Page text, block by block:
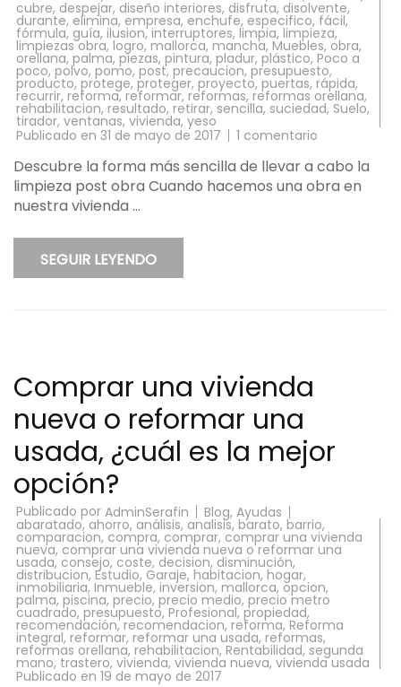
cubre, despejar, diseño interiores, disfruta, disolvente,
durante, elimina, empresa, enchufe, especifico, fácil,
fórmula, guía, ilusion, interruptores, limpia, limpieza,
limpiezas obra, logro, mallorca, mancha, Muebles, obra,
orellana, palma, piezas, pintura, pladur, plástico, Poco a
poco, polvo, pomo, post, precaucion, presupuesto,
producto, protege, proteger, proyecto, puertas, rápida,
recurrir, reforma, reformar, reformas, reformas orellana,
rehabilitacion, resultado, retirar, sencilla, suciedad, Suelo,
tirador, ventanas, vivienda, yeso
Publicado en 31 de mayo de 2017 1 comentario
hacer
una
limpieza
de
Descubre la forma más sencilla de llevar a cabo la
limpieza post obra Cuando hacemos una obra en
nuestra vivienda …
SEGUIR LEYENDO
Comprar una vivienda
nueva o reformar una
usada, ¿cuál es la mejor
opción?
Publicado por AdminSerafin Blog, Ayudas
abaratado, ahorro, análisis, analisis, barato, barrio,
comparacion, compra, comprar, comprar una vivienda
nueva, comprar una vivienda nueva o reformar una
usada, consejo, coste, decision, disminución,
distribucion, Estudio, Garaje, habitacion, hogar,
inmobiliaria, Inmueble, inversion, mallorca, opcion,
palma, piscina, precio, precio medio, precio metro
cuadrado, presupuesto, Profesional, propiedad,
recomendación, recomendacion, reforma, Reforma
integral, reformar, reformar una usada, reformas,
reformas orellana, rehabilitacion, Rentabilidad, segunda
mano, trastero, vivienda, vivienda nueva, vivienda usada
Publicado en 19 de mayo de 2017